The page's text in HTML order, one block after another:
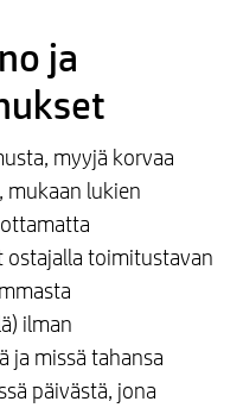
ja
myyjä korvaa
mukaan lukien
toimitustavan
ilman
missä tahansa
päivästä, jona